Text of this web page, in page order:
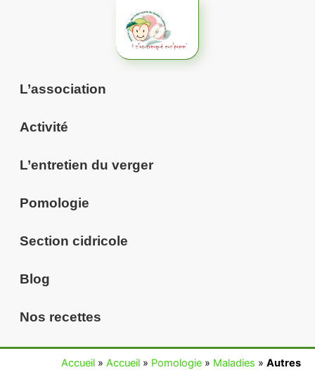
L’association
Activité
L’entretien du verger
Pomologie
Section cidricole
Blog
Nos recettes
Accueil » Accueil » Pomologie » Maladies » Autres